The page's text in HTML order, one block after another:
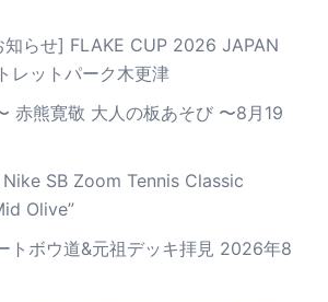
知らせ] FLAKE CUP 2026 JAPAN
レットパーク木更津
赤熊寛敬 大人の板あそび 〜8月19
Nike SB Zoom Tennis Classic
Olive”
トボウ道&元祖デッキ拝見 2026年8